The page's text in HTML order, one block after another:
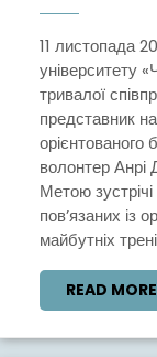
11 листопада 2025 року до Національного
університету
тривалої
представник
орієнтованого
волонтер
Метою
пов’язаних із
майбутніх
READ MORE